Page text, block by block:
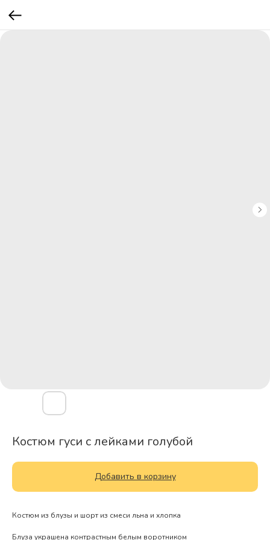
Костюм гуси с лейками голубой
Добавить в корзину
Костюм из блузы и шорт из смеси льна и хлопка
Блуза украшена контрастным белым воротником